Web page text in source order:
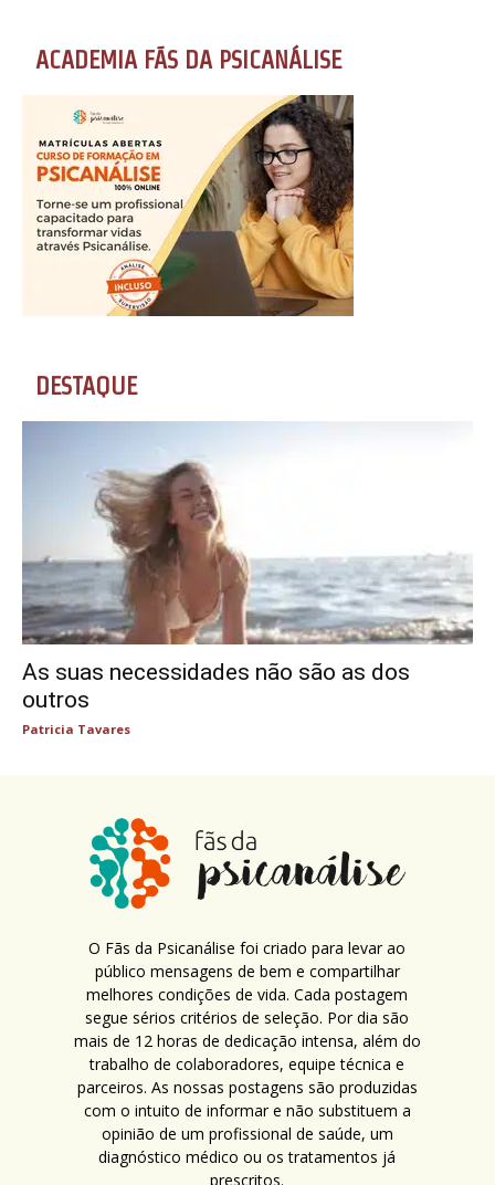
ACADEMIA FÃS DA PSICANÁLISE
DESTAQUE
As suas necessidades não são as dos
outros
Patricia Tavares
O Fãs da Psicanálise foi criado para levar ao
público mensagens de bem e compartilhar
melhores condições de vida. Cada postagem
segue sérios critérios de seleção. Por dia são
mais de 12 horas de dedicação intensa, além do
trabalho de colaboradores, equipe técnica e
parceiros. As nossas postagens são produzidas
com o intuito de informar e não substituem a
opinião de um profissional de saúde, um
diagnóstico médico ou os tratamentos já
prescritos.